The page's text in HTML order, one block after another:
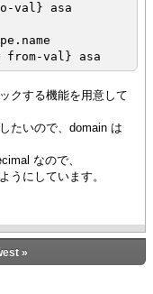
asa
val} asa
method
val}}
then
クする機能を用意して
たいので、domain は
なので、
うにしています。
»